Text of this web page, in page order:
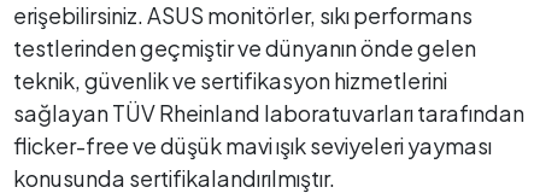
erişebilirsiniz. ASUS monitörler, sıkı performans
testlerinden geçmiştir ve dünyanın önde gelen
teknik, güvenlik ve sertifikasyon hizmetlerini
sağlayan TÜV Rheinland laboratuvarları tarafından
flicker-free ve düşük mavi ışık seviyeleri yayması
konusunda sertifikalandırılmıştır.